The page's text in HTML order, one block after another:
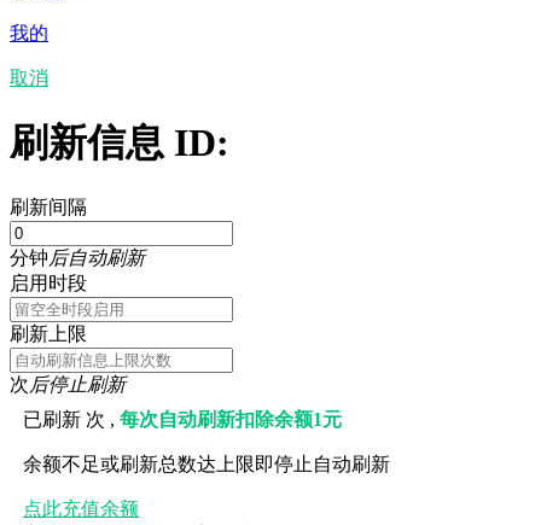
我的
取消
刷新信息 ID:
刷新间隔
分钟后自动刷新
启用时段
刷新上限
次后停止刷新
已刷新 次 ,每次自动刷新扣除余额1元
余额不足或刷新总数达上限即停止自动刷新
点此充值余额